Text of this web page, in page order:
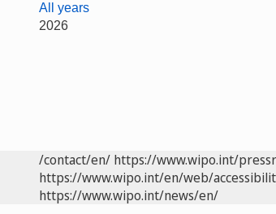
All years
2026
/contact/en/ https://www.wipo.int/
https://www.wipo.int/en/web/
https://www.wipo.int/news/en/